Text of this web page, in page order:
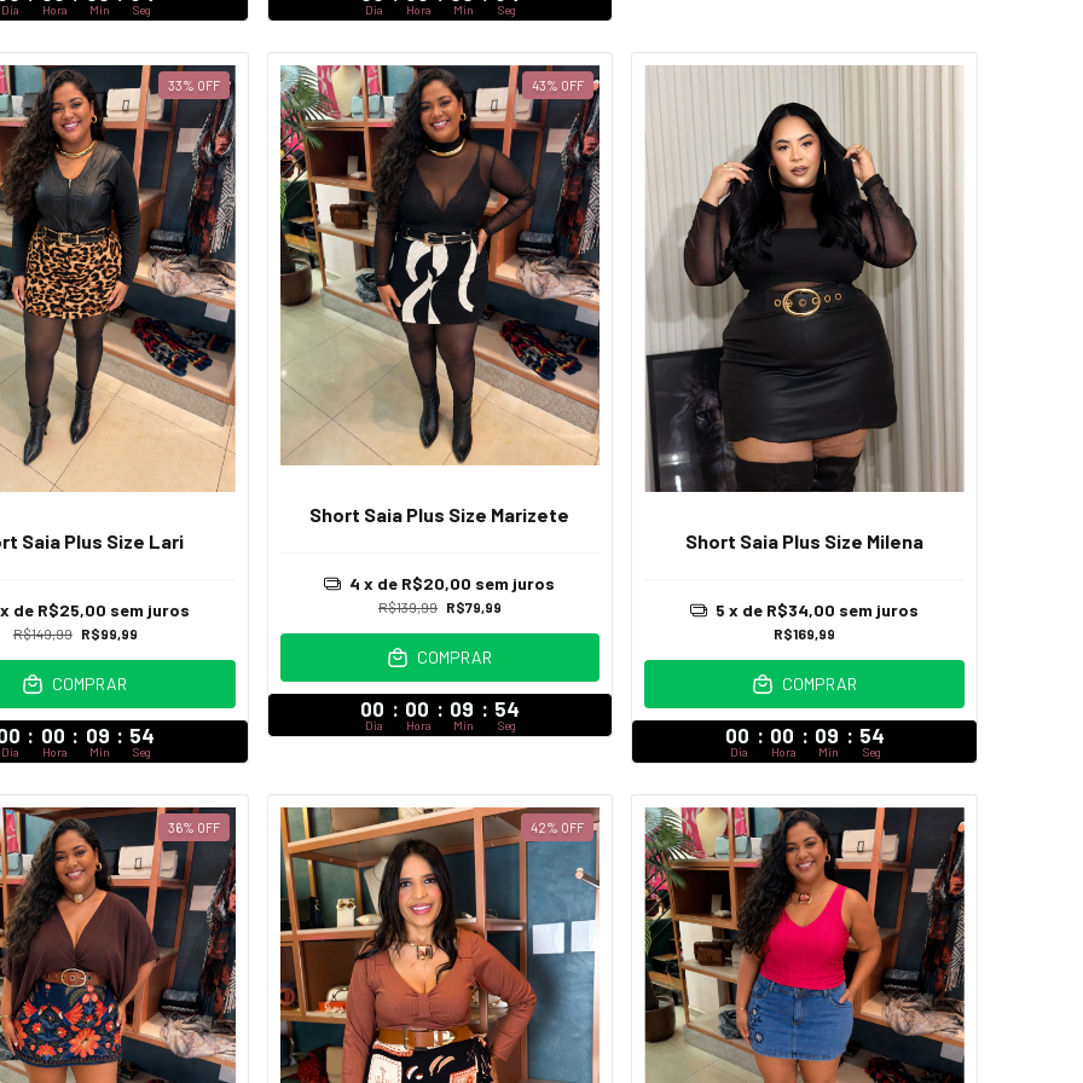
Dia Hora Min Seg Dia Hora Min Seg
33% OFF
Saia Plus Size Lari
R$149,99 R$99,99
x de R$25,00 sem juros
COMPRAR
: 00 : 09 : 52
Dia Hora Min Seg
43% OFF
Short Saia Plus Size Marizete
R$139,99 R$79,99
4 x de R$20,00 sem juros
COMPRAR
00 : 00 : 09 : 52
Dia Hora Min Seg
Short Saia Plus Size Milena
R$169,99
5 x de R$34,00 sem juros
COMPRAR
00 : 00 : 09 : 52
Dia Hora Min Seg
36% OFF 42% OFF